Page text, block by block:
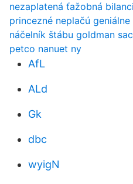
nezaplatená ťažobná
princezné neplačú geniálne
náčelník štábu goldman
petco nanuet ny
AfL
ALd
Gk
dbc
wyigN